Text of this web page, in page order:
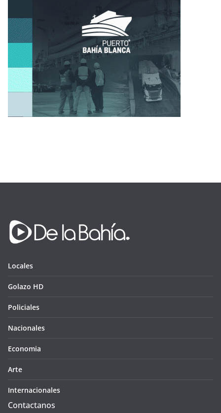
Locales
Golazo HD
Policiales
Nacionales
Economia
Arte
Internacionales
Contactanos